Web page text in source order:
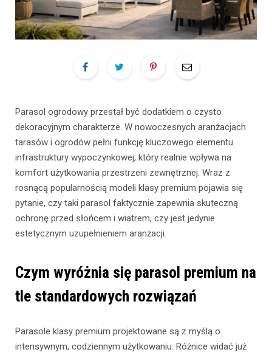
Parasol ogrodowy przestał być dodatkiem o czysto
dekoracyjnym charakterze. W nowoczesnych aranżacjach
tarasów i ogrodów pełni funkcję kluczowego elementu
infrastruktury wypoczynkowej, który realnie wpływa na
komfort użytkowania przestrzeni zewnętrznej. Wraz z
rosnącą popularnością modeli klasy premium pojawia się
pytanie, czy taki parasol faktycznie zapewnia skuteczną
ochronę przed słońcem i wiatrem, czy jest jedynie
estetycznym uzupełnieniem aranżacji.
Czym wyróżnia się parasol premium na
tle standardowych rozwiązań
Parasole klasy premium projektowane są z myślą o
intensywnym, codziennym użytkowaniu. Różnice widać już